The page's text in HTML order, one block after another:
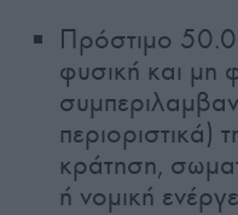
Πρόστιμο
φυσική και μη
περιοριστικά)
κράτηση,
ή νομική